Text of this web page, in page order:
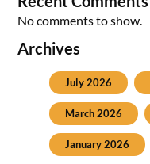
No comments to show.
Archives
July 2026
March 2026
January 2026